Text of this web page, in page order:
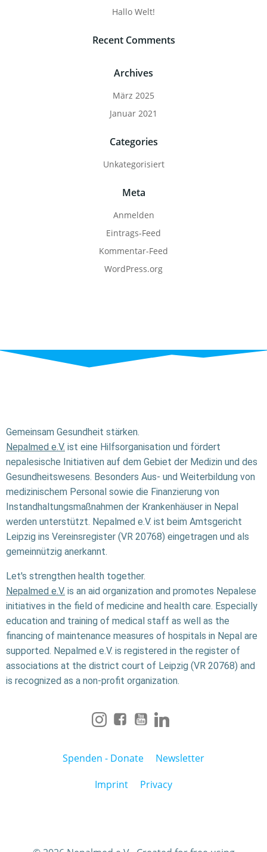
Hallo Welt!
Recent Comments
Archives
März 2025
Januar 2021
Categories
Unkategorisiert
Meta
Anmelden
Eintrags-Feed
Kommentar-Feed
WordPress.org
Gemeinsam Gesundheit stärken.
Nepalmed e.V. ist eine Hilfsorganisation und fördert
nepalesische Initiativen auf dem Gebiet der Medizin und des
Gesundheitswesens. Besonders Aus- und Weiterbildung von
medizinischem Personal sowie die Finanzierung von
Instandhaltungsmaßnahmen der Krankenhäuser in Nepal
werden unterstützt. Nepalmed e.V. ist beim Amtsgericht
Leipzig ins Vereinsregister (VR 20768) eingetragen und als
gemeinnützig anerkannt.
Let's strengthen health together.
Nepalmed e.V. is an aid organization and promotes Nepalese
initiatives in the field of medicine and health care. Especially
education and training of medical staff as well as the
financing of maintenance measures of hospitals in Nepal are
supported. Nepalmed e.V. is registered in the register of
associations at the district court of Leipzig (VR 20768) and
is recognized as a non-profit organization.
Spenden - Donate
Newsletter
Imprint
Privacy